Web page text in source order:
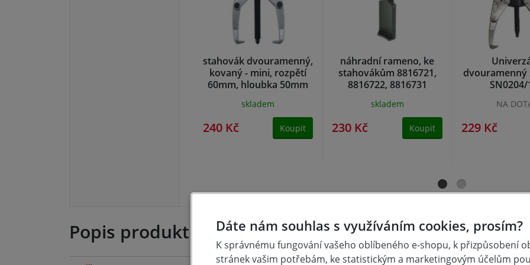
stahovák dvouramenný,
kovaný - mini, rozpětí
60mm, hloubka 50mm
skladem
240 Kč Koupit
náhradní rameno, ke
stahovákům 8816721,
8816722, 8816731
skladem
230 Kč Koupit
dvouramenný
SN0204/
NA
229 Kč
Popis produktu Dáte nám souhlas s využíváním cookies, prosím?
K správnému fungování vašeho oblíbeného e-shopu, k přizpůsobení
stránek vašim potřebám, ke statistickým a marketingovým účelům